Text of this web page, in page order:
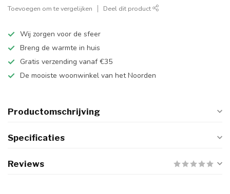
Toevoegen om te vergelijken Deel dit product
Wij zorgen voor de sfeer
Breng de warmte in huis
Gratis verzending vanaf €35
De mooiste woonwinkel van het Noorden
Productomschrijving
Specificaties
Reviews